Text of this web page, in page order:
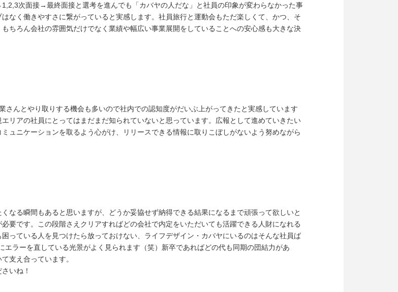
次面接→最終面接と選考を進んでも「カバヤの人だな」と社員の印象が変わらなかった事
なく働きやすさに繋がっていると実感します。社員旅行と運動会もただ楽しくて、かつ、そ
ちろん会社の雰囲気だけでなく業績や幅広い事業展開をしていることへの安心感も大きな決
さんとやり取りする機会も多いので社内での認知度がだいぶ上がってきたと実感しています
リアの社員にとってはまだまだ知られていないと思っています。広報として進めていきたい
ュニケーションを取るよう心がけ、リリースできる情報に取りこぼしがないよう努めながら
なる瞬間もあると思いますが、どうか妥協せず納得できる結果になるまで頑張って欲しいと
要です。この段階さえクリアすればどの会社で内定をいただいても活躍できる人財になれる
っている人を見つけたら放っておけない、ライフデザイン・カバヤにいるのはそんな社員ば
ラーを直している光景がよく見られます（笑）新卒であればどの代も同期の団結力があ
支え合っています。
いね！